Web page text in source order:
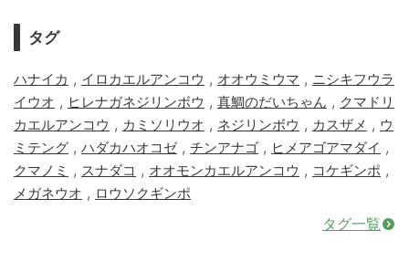
タグ
ハナイカ , イロカエルアンコウ , オオウミウマ , ニシキフウラ
イウオ , ヒレナガネジリンボウ , 真鯛のだいちゃん , クマドリ
カエルアンコウ , カミソリウオ , ネジリンボウ , カスザメ , ウ
ミテング , ハダカハオコゼ, チンアナゴ , ヒメアゴアマダイ ,
クマノミ , スナダコ , オオモンカエルアンコウ , コケギンポ ,
メガネウオ , ロウソクギンポ
タグ一覧